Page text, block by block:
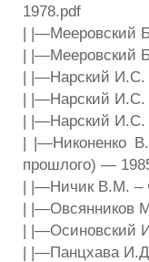
1978.pdf
| |—Мееровский
| |—Мееровский
| |—Нарский И.С.
| |—Нарский И.С.
| |—Нарский И.С.
| |—Никоненко
прошлого) —
| |—Ничик В.М. –
| |—Овсянников
| |—Осиновский
| |—Панцхава